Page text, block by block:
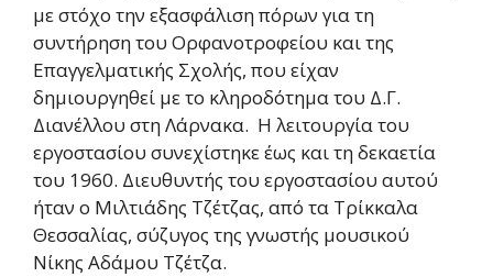
με στόχο την εξασφάλιση πόρων για τη
συντήρηση του Ορφανοτροφείου και της
Επαγγελματικής Σχολής, που είχαν
δημιουργηθεί με το κληροδότημα του Δ.Γ.
Διανέλλου στη Λάρνακα. Η λειτουργία του
εργοστασίου συνεχίστηκε έως και τη δεκαετία
του 1960. Διευθυντής του εργοστασίου αυτού
ήταν ο Μιλτιάδης Τζέτζας, από τα Τρίκκαλα
Θεσσαλίας, σύζυγος της γνωστής μουσικού
Νίκης Αδάμου Τζέτζα.